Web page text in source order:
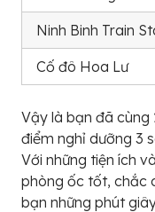
Ninh Binh Train
Cố đô Hoa Lư
Vậy là bạn đã
điểm nghỉ dưỡng 3
Với những tiện ích
phòng ốc tốt, chắc
bạn những phút